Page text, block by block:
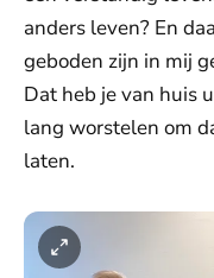
anders leven? En
geboden zijn in mij
Dat heb je van huis
lang worstelen om
laten.